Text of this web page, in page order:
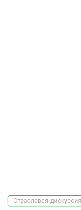
Отраслевая дискуссия